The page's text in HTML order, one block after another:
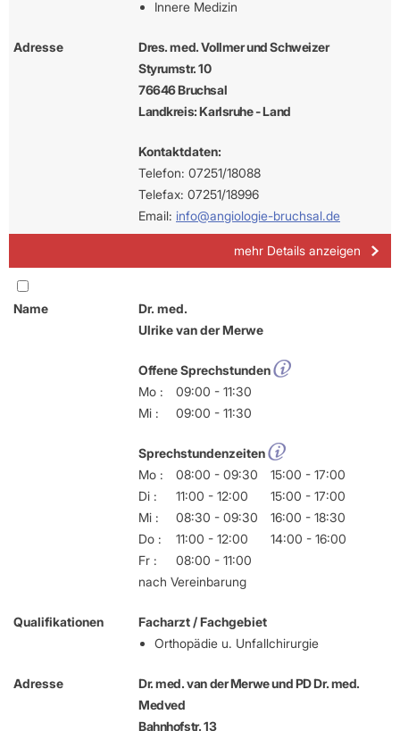
Innere Medizin
Adresse
Dres. med. Vollmer und Schweizer
Styrumstr. 10
76646 Bruchsal
Landkreis: Karlsruhe - Land
Kontaktdaten:
Telefon: 07251/18088
Telefax: 07251/18996
Email: info@angiologie-bruchsal.de
mehr Details anzeigen
Name
Dr. med.
Ulrike van der Merwe
Offene Sprechstunden
Mo :
09:00 - 11:30
Mi :
09:00 - 11:30
Sprechstundenzeiten
Mo :
08:00 - 09:30
15:00 - 17:00
Di :
11:00 - 12:00
15:00 - 17:00
Mi :
08:30 - 09:30
16:00 - 18:30
Do :
11:00 - 12:00
14:00 - 16:00
Fr :
08:00 - 11:00
nach Vereinbarung
Qualifikationen
Facharzt / Fachgebiet
Orthopädie u. Unfallchirurgie
Adresse
Dr. med. van der Merwe und PD Dr. med.
Medved
Bahnhofstr. 13